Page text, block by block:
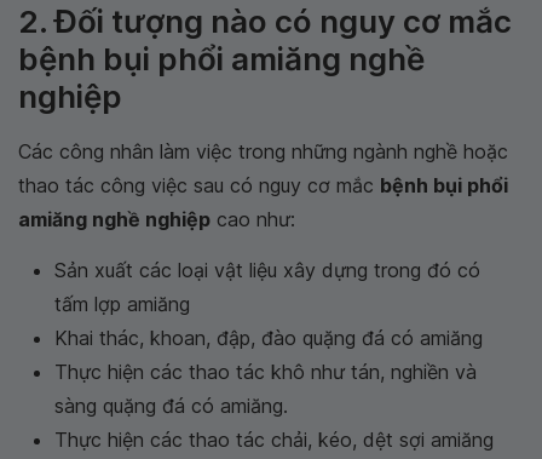
2. Đối tượng nào có nguy cơ mắc
bệnh bụi phổi amiăng nghề
nghiệp
Các công nhân làm việc trong những ngành nghề hoặc
thao tác công việc sau có nguy cơ mắc bệnh bụi phổi
amiăng nghề nghiệp cao như:
Sản xuất các loại vật liệu xây dựng trong đó có
tấm lợp amiăng
Khai thác, khoan, đập, đào quặng đá có amiăng
Thực hiện các thao tác khô như tán, nghiền và
sàng quặng đá có amiăng.
Thực hiện các thao tác chải, kéo, dệt sợi amiăng